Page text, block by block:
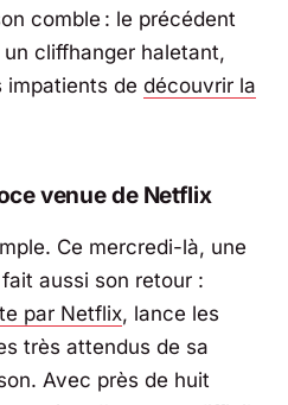
comble : le précédent
cliffhanger haletant,
impatients de découvrir la
venue de Netflix
Ce mercredi-là, une
aussi son retour :
par Netflix, lance les
très attendus de sa
Avec près de huit